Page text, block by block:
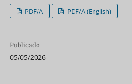
PDF/A PDF/A (English)
Publicado
05/05/2026